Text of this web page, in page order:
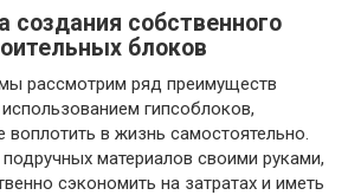
создания собственного
блоков
рассмотрим ряд преимуществ
гипсоблоков,
в жизнь самостоятельно.
материалов своими руками,
сэкономить на затратах и иметь